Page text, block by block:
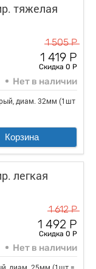
тяжелая
1 505 Р
1 419 Р
Скидка 0 Р
Нет в наличии
диам. 32мм (1шт
Корзина
легкая
1 612 Р
1 492 Р
Скидка 0 Р
Нет в наличии